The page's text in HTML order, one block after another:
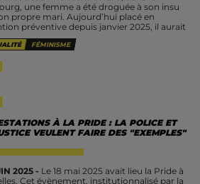
une femme a été droguée à son insu
propre mari. Aujourd’hui placé en
préventive depuis janvier 2025, il aurait
des...
FÉMINISME
À LA PRIDE : LA POLICE ET
VEULENT FAIRE DES "EXEMPLES"
2025 - Le 18 mai 2025 avait lieu la Pride à
Cet évènement, institutionnalisé par la